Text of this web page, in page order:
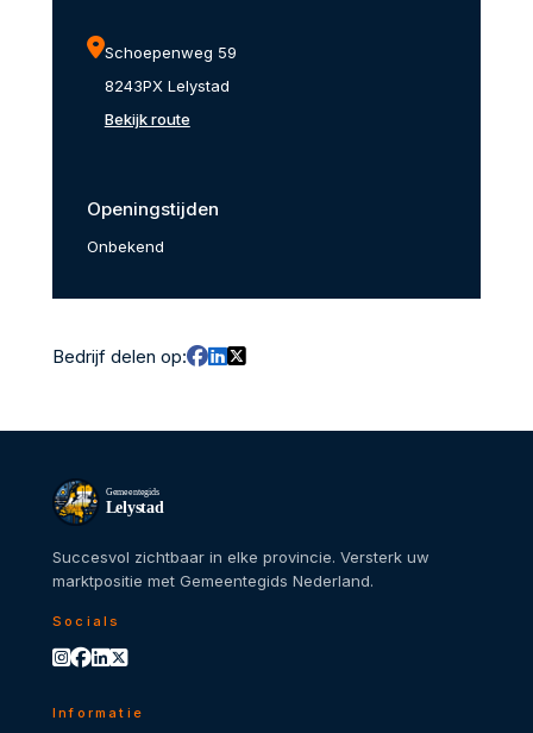
Schoepenweg 59
8243PX Lelystad
Bekijk route
Openingstijden
Onbekend
Bedrijf delen op:
Gemeentegids
Lelystad
Succesvol zichtbaar in elke provincie. Versterk uw
marktpositie met Gemeentegids Nederland.
Socials
Informatie